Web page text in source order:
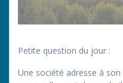
Petite question du jour :
Une société adresse à